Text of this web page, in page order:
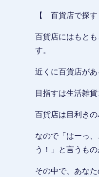
【 百貨店で探
百貨店にはもと
す。
近くに百貨店が
目指すは生活雑貨
百貨店は目利き
なので「はーっ
う！」と言うも
その中で、あな